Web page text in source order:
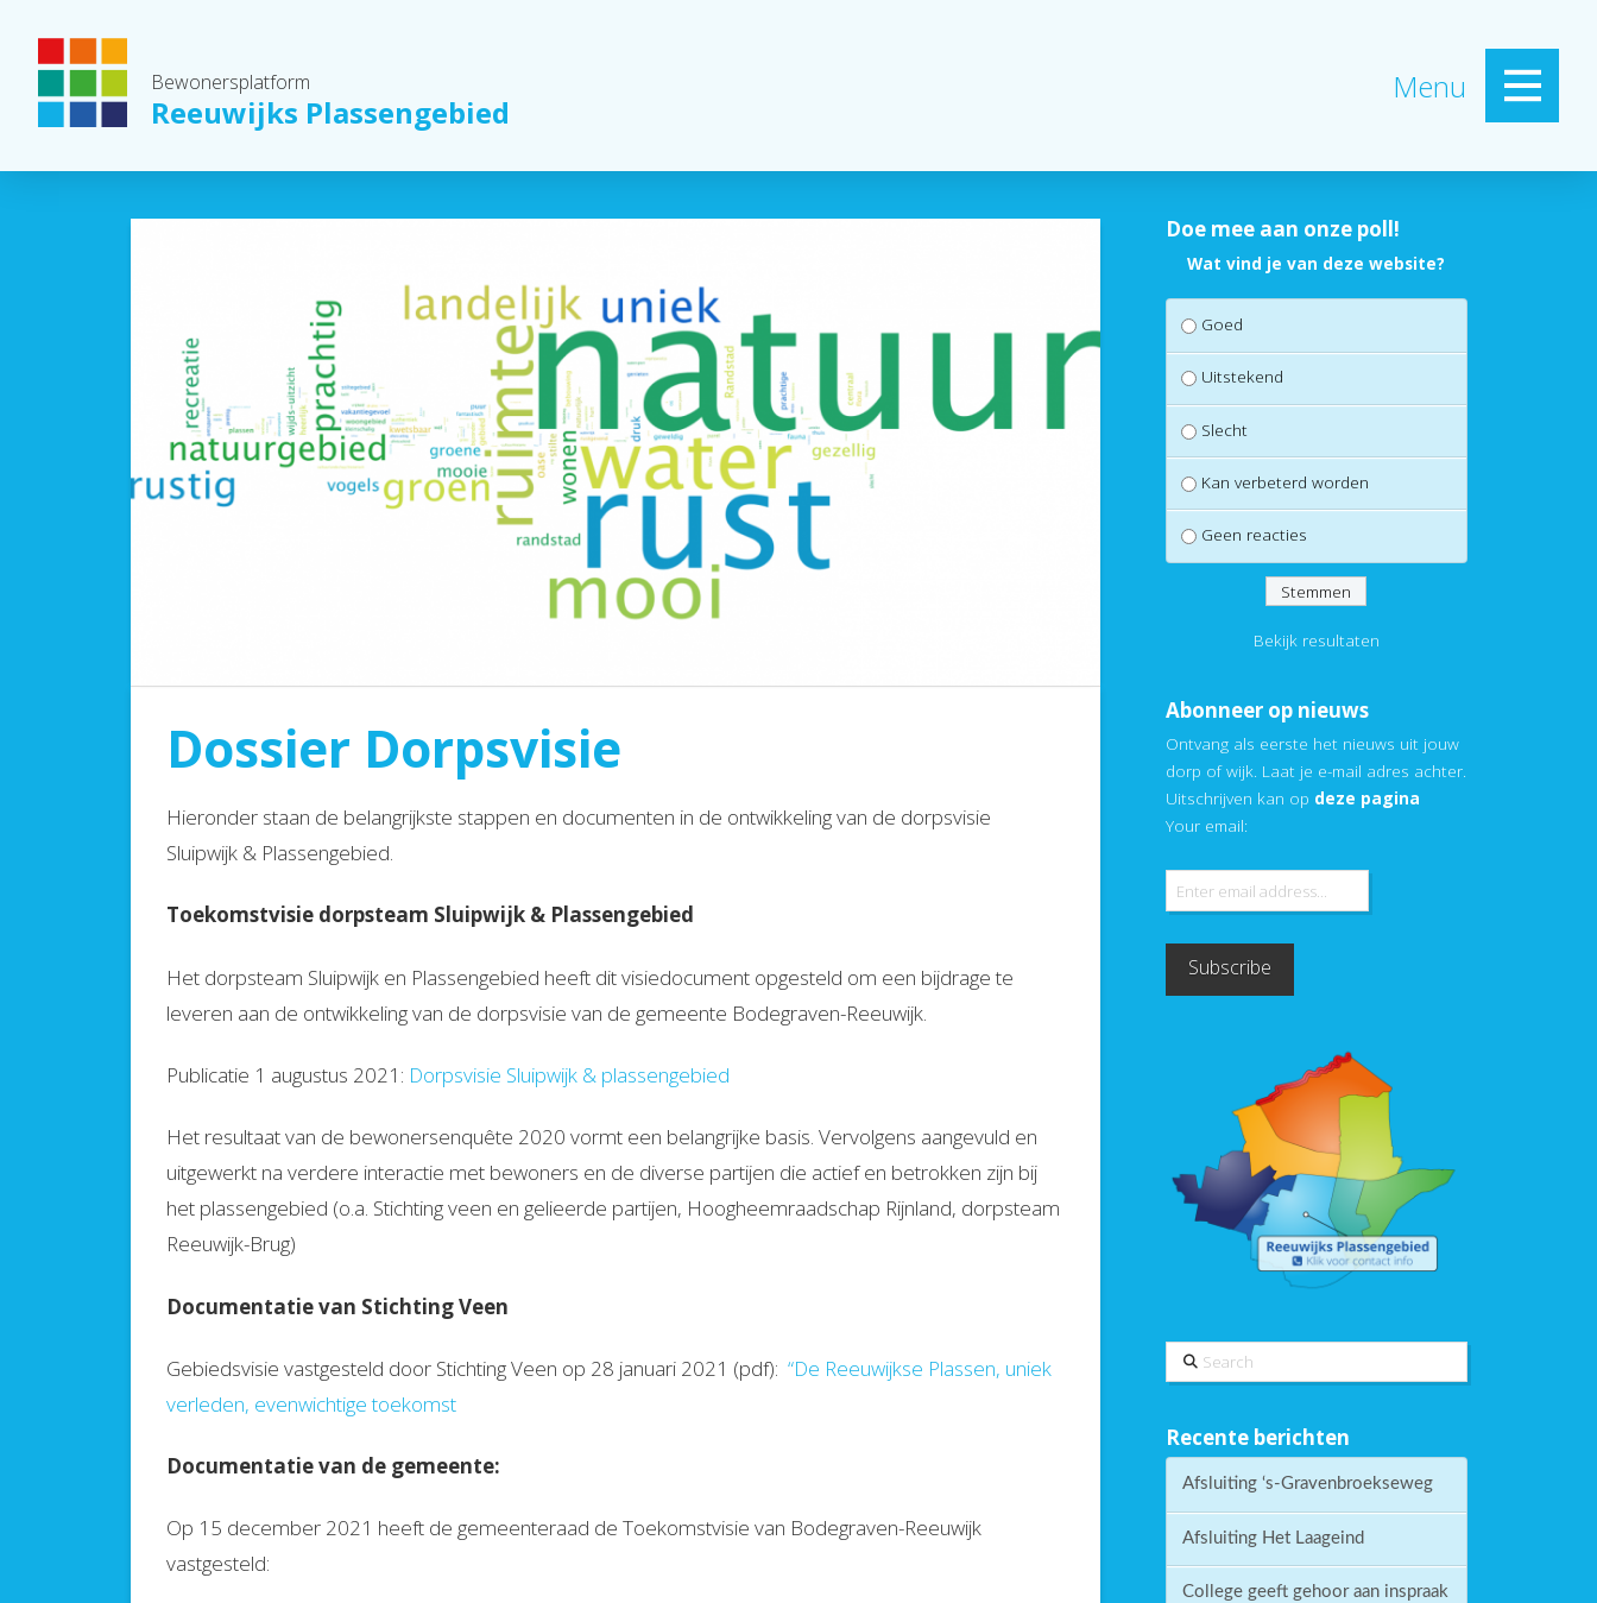
Bewonersplatform
Reeuwijks Plassengebied
Menu
Dossier Dorpsvisie
Hieronder staan de belangrijkste stappen en documenten in de ontwikkeling van de dorpsvisie
Sluipwijk & Plassengebied.
Toekomstvisie dorpsteam Sluipwijk & Plassengebied
Het dorpsteam Sluipwijk en Plassengebied heeft dit visiedocument opgesteld om een bijdrage te
leveren aan de ontwikkeling van de dorpsvisie van de gemeente Bodegraven-Reeuwijk.
Publicatie 1 augustus 2021: Dorpsvisie Sluipwijk & plassengebied
Het resultaat van de bewonersenquête 2020 vormt een belangrijke basis. Vervolgens aangevuld en
uitgewerkt na verdere interactie met bewoners en de diverse partijen die actief en betrokken zijn bij
het plassengebied (o.a. Stichting veen en gelieerde partijen, Hoogheemraadschap Rijnland, dorpsteam
Reeuwijk-Brug)
Documentatie van Stichting Veen
Gebiedsvisie vastgesteld door Stichting Veen op 28 januari 2021 (pdf): “De Reeuwijkse Plassen, uniek
verleden, evenwichtige toekomst
Documentatie van de gemeente:
Op 15 december 2021 heeft de gemeenteraad de Toekomstvisie van Bodegraven-Reeuwijk
vastgesteld:
Doe mee aan onze poll!
Wat vind je van deze website?
Goed
Uitstekend
Slecht
Kan verbeterd worden
Geen reacties
Bekijk resultaten
Abonneer op nieuws
Ontvang als eerste het nieuws uit jouw
dorp of wijk. Laat je e-mail adres achter.
Uitschrijven kan op deze pagina
Your email:
Search
Recente berichten
Afsluiting ‘s-Gravenbroekseweg
Afsluiting Het Laageind
College geeft gehoor aan inspraak